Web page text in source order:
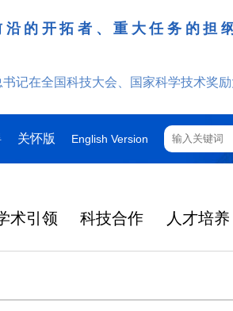
的开拓者、重大任务的担
记在全国科技大会、国家科学技术奖
关怀版 English Version
术引领 科技合作 人才培养